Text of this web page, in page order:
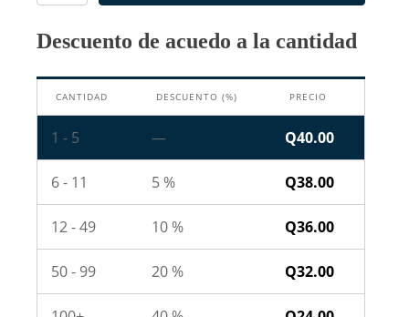
Tipo
a
-
FT232TL
Descuento de acuedo a la cantidad
CANTIDAD DESCUENTO (%) PRECIO
1 - 5 — Q40.00
6 - 11 5 % Q38.00
12 - 49 10 % Q36.00
50 - 99 20 % Q32.00